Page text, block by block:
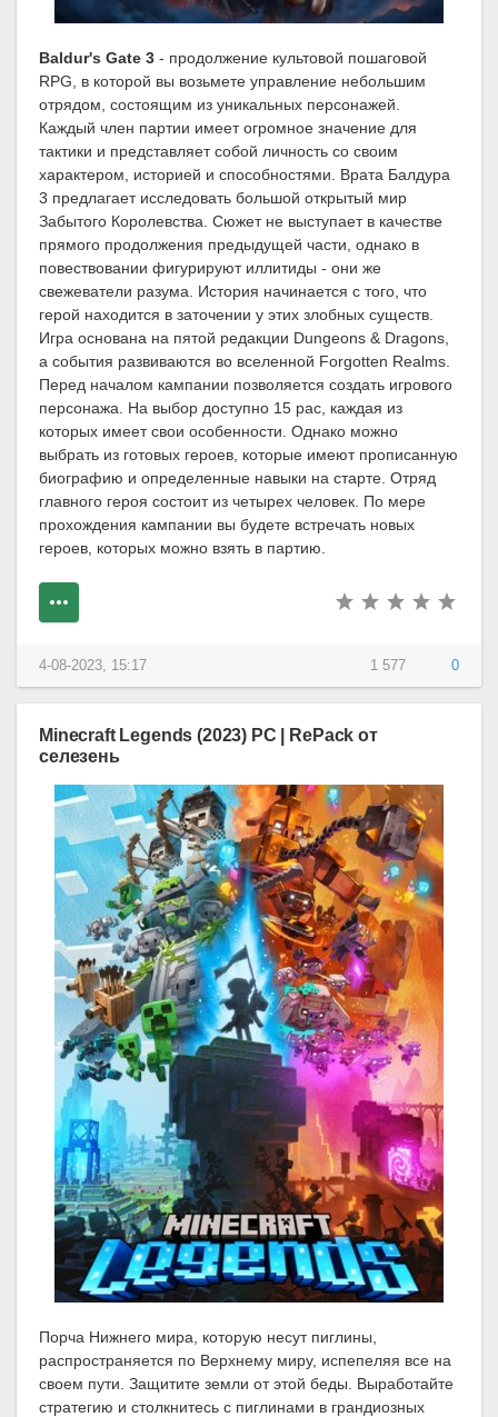
Baldur's Gate 3 - продолжение культовой пошаговой
RPG, в которой вы возьмете управление небольшим
отрядом, состоящим из уникальных персонажей.
Каждый член партии имеет огромное значение для
тактики и представляет собой личность со своим
характером, историей и способностями. Врата Балдура
3 предлагает исследовать большой открытый мир
Забытого Королевства. Сюжет не выступает в качестве
прямого продолжения предыдущей части, однако в
повествовании фигурируют иллитиды - они же
свежеватели разума. История начинается с того, что
герой находится в заточении у этих злобных существ.
Игра основана на пятой редакции Dungeons & Dragons,
а события развиваются во вселенной Forgotten Realms.
Перед началом кампании позволяется создать игрового
персонажа. На выбор доступно 15 рас, каждая из
которых имеет свои особенности. Однако можно
выбрать из готовых героев, которые имеют прописанную
биографию и определенные навыки на старте. Отряд
главного героя состоит из четырех человек. По мере
прохождения кампании вы будете встречать новых
героев, которых можно взять в партию.
1 577 0
4-08-2023, 15:17
Minecraft Legends (2023) PC | RePack от
селезень
Порча Нижнего мира, которую несут пиглины,
распространяется по Верхнему миру, испепеляя все на
своем пути. Защитите земли от этой беды. Выработайте
стратегию и столкнитесь с пиглинами в грандиозных